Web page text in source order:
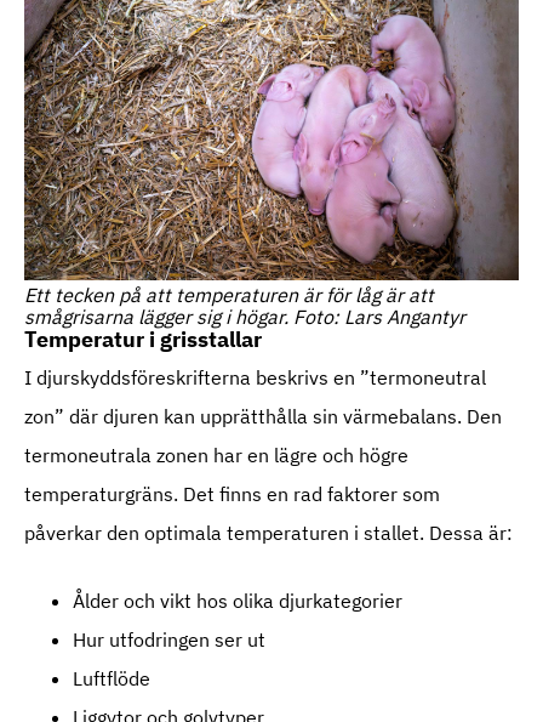
Ett tecken på att temperaturen är för låg är att
smågrisarna lägger sig i högar. Foto: Lars Angantyr
Temperatur i grisstallar
I djurskyddsföreskrifterna beskrivs en ”termoneutral
zon” där djuren kan upprätthålla sin värmebalans. Den
termoneutrala zonen har en lägre och högre
temperaturgräns. Det finns en rad faktorer som
påverkar den optimala temperaturen i stallet. Dessa är:
Ålder och vikt hos olika djurkategorier
Hur utfodringen ser ut
Luftflöde
Liggytor och golvtyper